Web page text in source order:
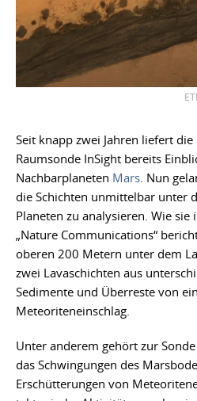
Seit knapp zwei Jahren liefert
Raumsonde InSight bereits
Nachbarplaneten Mars . Nun
die Schichten unmittelbar unter
Planeten zu analysieren. Wie sie
„Nature Communications“
oberen 200 Metern unter dem
zwei Lavaschichten aus
Sedimente und Überreste von
Meteoriteneinschlag.
Unter anderem gehört zur
das Schwingungen des
Erschütterungen von